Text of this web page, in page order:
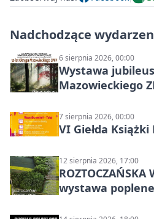
Nadchodzące
6 sierpnia 2026, 00:00
Wystawa
Mazowieckiego
7 sierpnia 2026, 00:00
VI Giełda
12 sierpnia 2026, 17:00
ROZTOCZAŃSKA
wystawa